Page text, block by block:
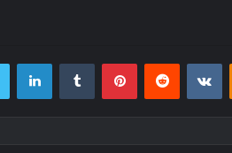
Twitter LinkedInTumblr PinterestReddit